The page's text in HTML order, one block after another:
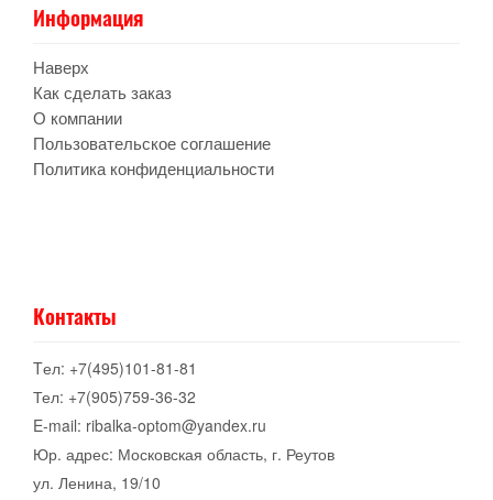
Информация
Наверх
Как сделать заказ
О компании
Пользовательское соглашение
Политика конфиденциальности
Контакты
Tел: +7(495)101-81-81
Тел: +7(905)759-36-32
E-mail: ribalka-optom@yandex.ru
Юр. адрес: Московская область, г. Реутов
ул. Ленина, 19/10